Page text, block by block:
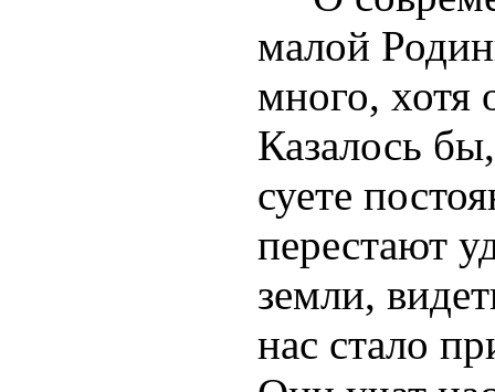
малой
много, хотя
Казалось
суете
перестают
земли,
нас стало